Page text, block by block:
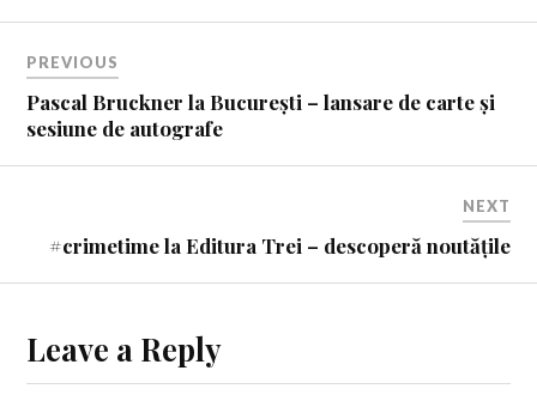
PREVIOUS
Pascal Bruckner la București – lansare de carte și
sesiune de autografe
NEXT
#crimetime la Editura Trei – descoperă noutățile
Leave a Reply